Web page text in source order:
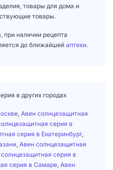
товары для дома и
товары.
при наличии рецепта
до ближайшей аптеки.
в других городах
Авен солнцезащитная
серия в
серия в Екатеринбург,
Авен солнцезащитная
серия в
серия в Самаре Авен